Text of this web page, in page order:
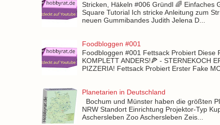
Stricken, Häkeln #006 Gründl 🌈 Einfaches
Square Tutorial Ich stricke Anleitung zum
neuen Gummibandes Judith Jelena D...
Foodbloggen #001
Foodbloggen #001 Fettsack Probiert Diese
KOMPLETT ANDERS!🍕 - STERNEKOCH
PIZZERIA! Fettsack Probiert Erster Fake
Planetarien in Deutschland
Bochum und Münster haben die größten
NRW Standort Einrichtung Projektor-Typ
Aschersleben Zoo Aschersleben Zeis...